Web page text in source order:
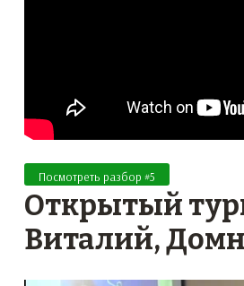
Посмотреть разбор #5
Открытый
Виталий,